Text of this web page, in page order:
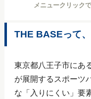
メニュークリック
THE BASEって
東京都八王子市にあ
が展開するスポーツ
な「入りにくい」要